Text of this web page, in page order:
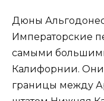
Дюны
Императорские
самыми
Калифорнии. Они
границы между